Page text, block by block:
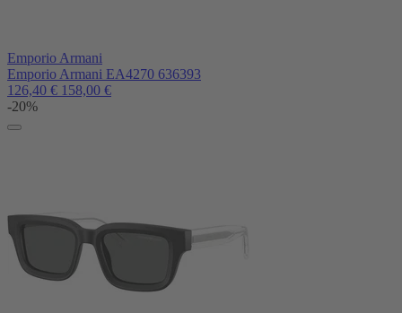
Emporio Armani
Emporio Armani EA4270 636393
126,40 € 158,00 €
-20%